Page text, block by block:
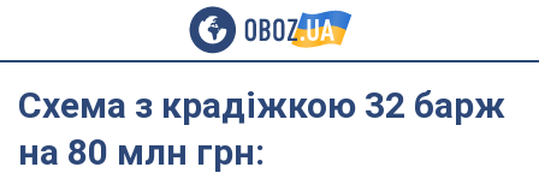
Схема з крадіжкою 32 барж
на 80 млн грн: